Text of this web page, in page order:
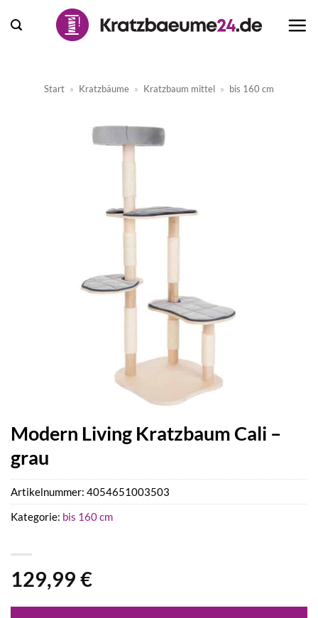
Inhalt
Start » Kratzbäume » Kratzbaum mittel » bis 160 cm
Modern Living Kratzbaum Cali –
grau
129,99 €
Artikelnummer: 4054651003503
Kategorie: bis 160 cm